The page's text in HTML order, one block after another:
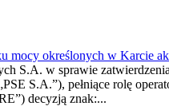
mocy określonych w Karcie
S.A. w sprawie
S.A.”), pełniące rolę
decyzją znak:...